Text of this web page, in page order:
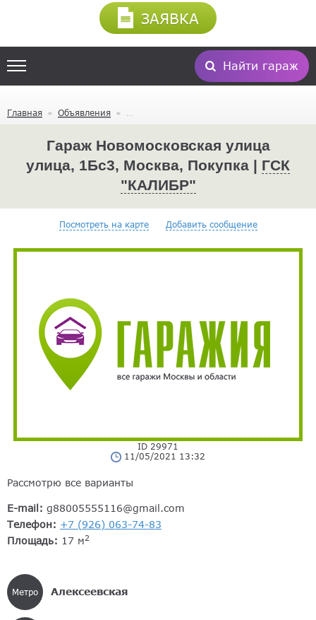
Найти гараж
ЗАЯВКА
Главная Объявления
Гараж Новомосковская улица
улица, 1Бс3, Москва, Покупка | ГСК
"КАЛИБР"
Посмотреть на карте Добавить сообщение
ID 29971
11/05/2021 13:32
Рассмотрю все варианты
E-mail: g88005555116@gmail.com
Телефон: +7 (926) 063-74-83
Площадь: 17 м2
Метро Алексеевская